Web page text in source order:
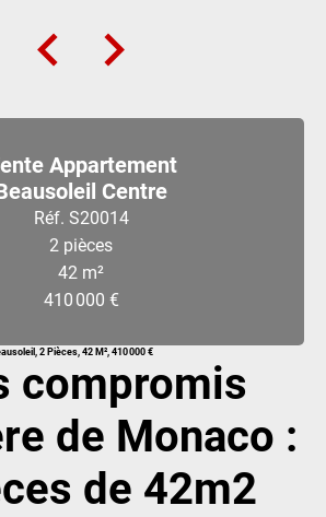
Appartement
Centre
Réf. S20014
2 pièces
42 m²
410 000 €
2 Pièces, 42 M², 410 000 €
compromis
de Monaco :
de 42m2